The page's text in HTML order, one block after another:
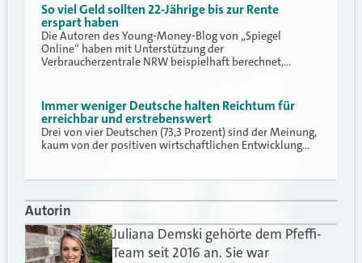
So viel Geld sollten 22-Jährige bis zur Rente
erspart haben
Die Autoren des Young-Money-Blog von „Spiegel
Online“ haben mit Unterstützung der
Verbraucherzentrale NRW beispielhaft berechnet,…
Immer weniger Deutsche halten Reichtum für
erreichbar und erstrebenswert
Drei von vier Deutschen (73,3 Prozent) sind der Meinung,
kaum von der positiven wirtschaftlichen Entwicklung…
Autorin
Juliana Demski gehörte dem Pfeffi-
Team seit 2016 an. Sie war